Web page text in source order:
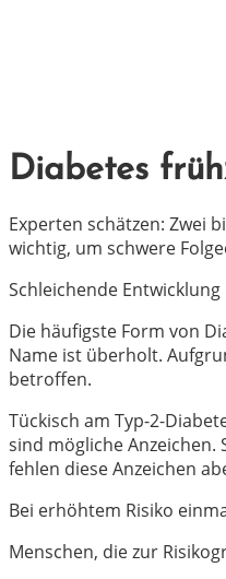
Diabetes
Experten schätzen: Zwei
wichtig, um schwere
Schleichende Entwicklung
Die häufigste Form von
Name ist überholt.
betroffen.
Tückisch am Typ-2-
sind mögliche
fehlen diese Anzeichen
Bei erhöhtem Risiko
Menschen, die zur